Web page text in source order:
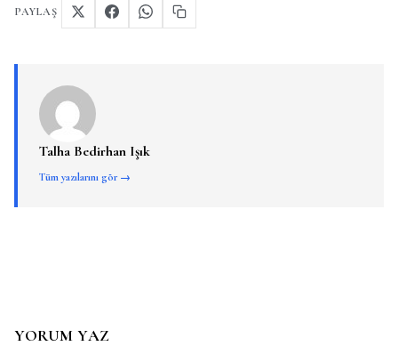
PAYLAŞ
Talha Bedirhan Işık
Tüm yazılarını gör →
YORUM YAZ